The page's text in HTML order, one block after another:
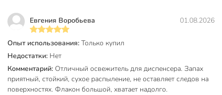
комнаты.
Покупая освежитель Бреф Ароматы СПА Энергия, клиент
получает не только эффективное средство для борьбы с
неприятными запахами, но и возможность создать
атмосферу уюта и свежести в любом доме. Уникальный
аромат с нотами цедры апельсина и цветочной свежести
Евгения Воробьева 01.08.2026
Опыт использования: Только купил
Недостатки: Нет
Комментарий: Отличный освежитель для диспенсера. Запах
приятный, стойкий, сухое распыление, не оставляет следов на
поверхностях. Флакон большой, хватает надолго.